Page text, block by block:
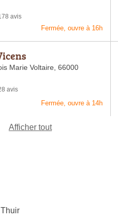
avis
Fermée, ouvre à 16h
Marie Voltaire,66000
avis
Fermée, ouvre à 14h
Afficher tout